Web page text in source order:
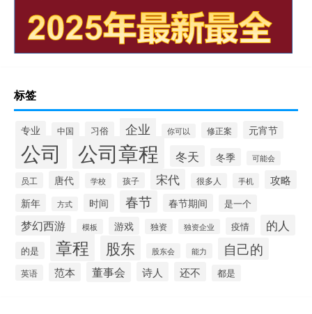
标签
专业 中国 习俗 企业 你可以 修正案 元宵节
公司 公司章程 冬天 冬季 可能会
员工 唐代 学校 孩子 宋代 很多人 手机 攻略
新年 方式 时间 春节 春节期间 是一个
梦幻西游 模板 游戏 独资 独资企业 疫情 的人
的是 章程 股东 股东会 能力 自己的
英语 范本 董事会 诗人 还不 都是